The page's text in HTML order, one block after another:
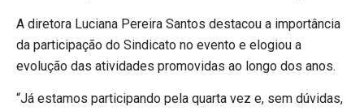
A diretora Luciana Pereira Santos destacou a importância
da participação do Sindicato no evento e elogiou a
evolução das atividades promovidas ao longo dos anos.
“Já estamos participando pela quarta vez e, sem dúvidas,